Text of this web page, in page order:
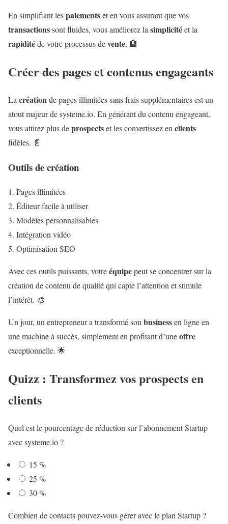
En simplifiant lespaiementset en vous assurant que vos
transactionssont fluides, vous améliorez la simplicitéet la
rapiditéde votre processus devente. 🏦
Créer des pages et contenus engageants
La créationde pages illimitées sans frais supplémentaires est un
atout majeur de systeme.io. En générant du contenu engageant,
vous attirez plus deprospectset les convertissez en clients
fidèles. 📄
Outils de création
Pages illimitées
Éditeur facile à utiliser
Modèles personnalisables
Intégration vidéo
Optimisation SEO
Avec ces outils puissants, votreéquipepeut se concentrer sur la
création de contenu de qualité qui capte l’attention et stimule
l’intérêt. 🎨
Un jour, un entrepreneur a transformé sonbusinessen ligne en
une machine à succès, simplement en profitant d’uneoffre
exceptionnelle. 🌟
Quizz : Transformez vos prospects en
clients
Quel est le pourcentage de réduction sur l’abonnement Startup
avec systeme.io ?
15 %
25 %
30 %
Combien de contacts pouvez-vous gérer avec le plan Startup ?